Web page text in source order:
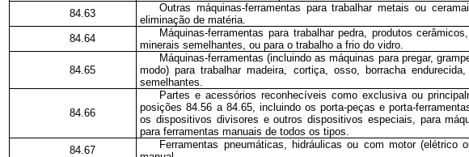
84.63 Outras máquinas-ferramentas para trabalhar metais ou
eliminação de matéria.
84.64
Máquinas-ferramentas para trabalhar pedra, produtos
minerais semelhantes, ou para o trabalho a frio do vidro.
84.65
Máquinas-ferramentas (incluindo as máquinas para pregar,
modo) para trabalhar madeira, cortiça, osso, borracha
semelhantes.
84.66
Partes e acessórios reconhecíveis como exclusiva ou
posições 84.56 a 84.65, incluindo os porta-peças e porta-
os dispositivos divisores e outros dispositivos especiais, para
para ferramentas manuais de todos os tipos.
84.67
Ferramentas pneumáticas, hidráulicas ou com motor (elétrico